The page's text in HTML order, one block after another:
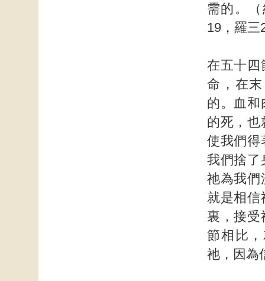
需的。
19，羅三
在五十四
命，在
的。血和
的死，也
使我們得
我們捨了
祂為我們
就是相信
裏，接受
節相比
祂，因為